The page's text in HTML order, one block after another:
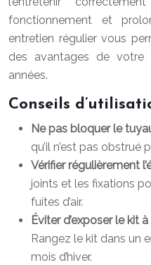
fonctionnement et
entretien régulier vous
des avantages de votre
années.
Conseils
Ne pas bloquer le
qu’il n’est pas
Vérifier régulièrement
joints et les fixations
fuites d’air.
Éviter d’exposer le kit
Rangez le kit dans un
mois d’hiver.